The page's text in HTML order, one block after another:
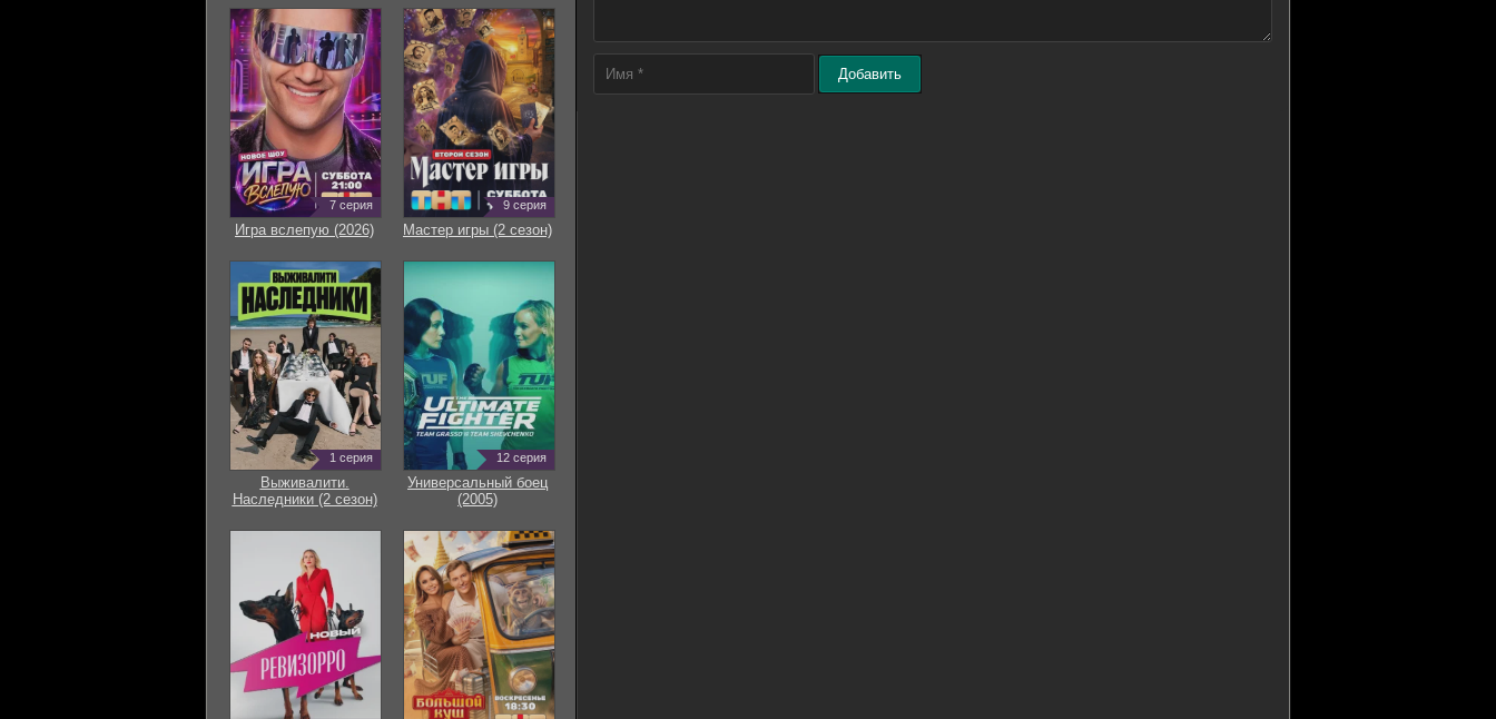
Добавить
7 серия
Игра вслепую (2026)
9 серия
Мастер игры (2 сезон)
1 серия
Выживалити.
Наследники (2 сезон)
12 серия
Универсальный боец
(2005)